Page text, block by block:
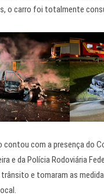
o carro foi totalmente
contou com a presença do
e da Polícia Rodoviária
e tomaram as